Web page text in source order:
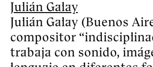
experimental, docente y trabaja con
la imagen y el sonido en un sentido
amplio. Activista feminista y de
izquierda, que alguna vez quiso ser
bióloga o geógrafa: hoy su
imaginario explora los vínculos